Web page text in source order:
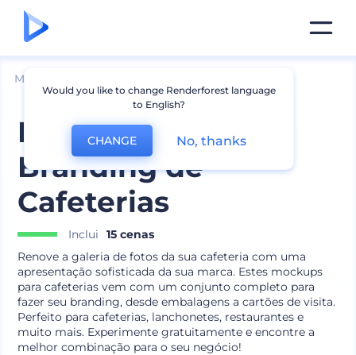
Mockups
Mockups para
Branding de
Cafeterias
Inclui
15 cenas
Renove a galeria de fotos da sua cafeteria com uma
apresentação sofisticada da sua marca. Estes mockups
para cafeterias vem com um conjunto completo para
fazer seu branding, desde embalagens a cartões de visita.
Perfeito para cafeterias, lanchonetes, restaurantes e
muito mais. Experimente gratuitamente e encontre a
melhor combinação para o seu negócio!
Would you like to change Renderforest language
to English?
CHANGE No, thanks